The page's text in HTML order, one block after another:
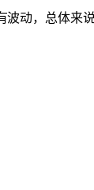
动，总体来